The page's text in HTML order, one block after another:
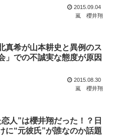
2015.09.04
嵐
櫻井翔
真希が山本耕史と異例のス
」での不誠実な態度が原因
2015.08.30
嵐
櫻井翔
人”は櫻井翔だった！？日
に“元彼氏”が誰なのか話題